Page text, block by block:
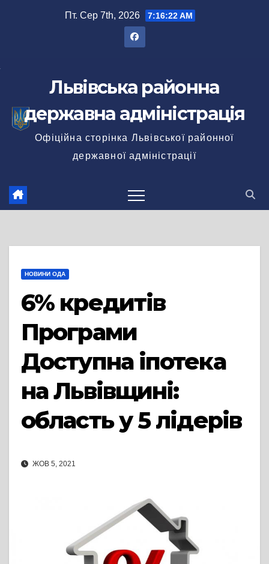
Пт. Сер 7th, 2026 7:16:23 AM
Львівська районна
державна адміністрація
Офіційна сторінка Львівської районної
державної адміністрації
НОВИНИ ОДА
6% кредитів
Програми
Доступна іпотека
на Львівщині:
область у 5 лідерів
ЖОВ 5, 2021